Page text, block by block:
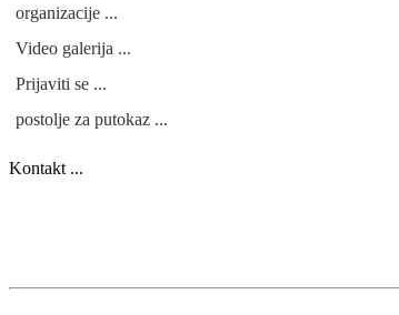
organizacije ...
Video galerija ...
Prijaviti se ...
postolje za putokaz ...
Kontakt ...